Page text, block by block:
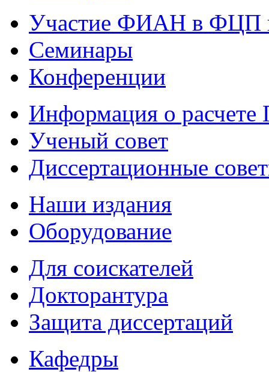
Участие ФИАН в ФЦП
Семинары
Конференции
Информация о
Ученый совет
Диссертационные
Наши издания
Оборудование
Для соискателей
Докторантура
Защита диссертаций
Кафедры